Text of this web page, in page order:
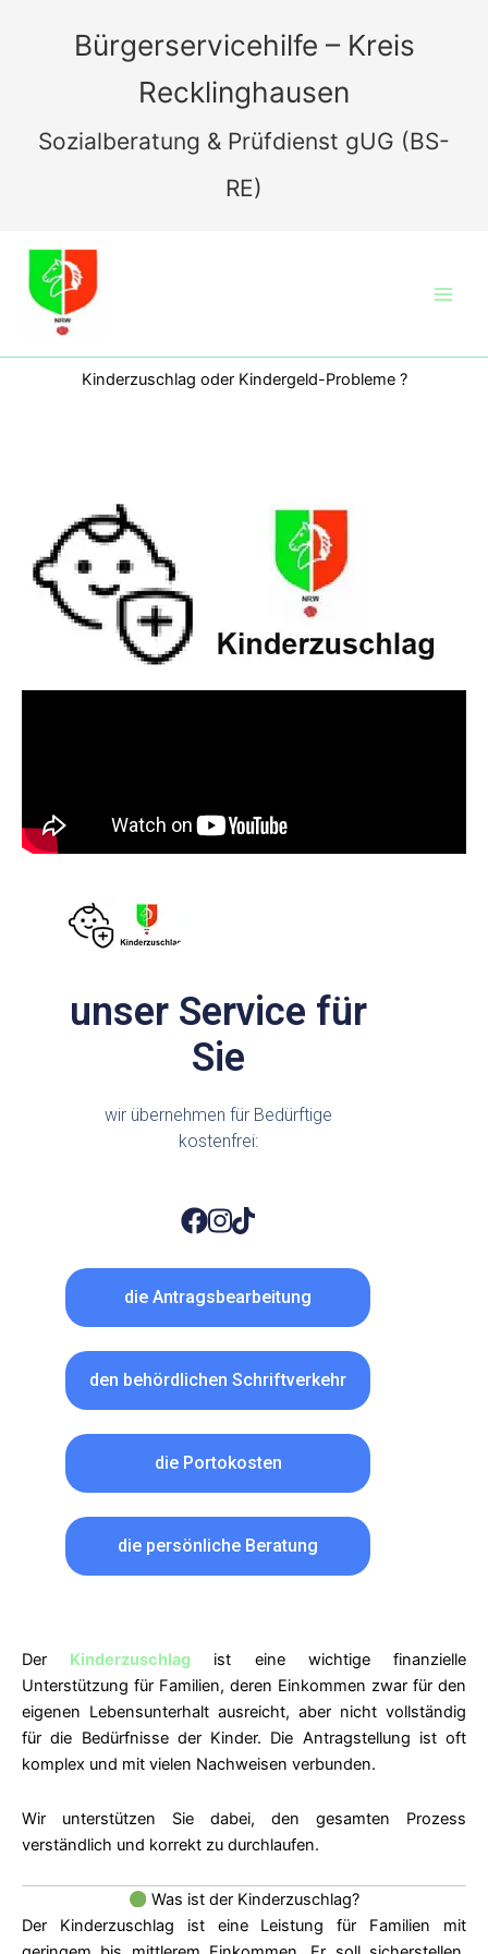
Bürgerservicehilfe – Kreis
Recklinghausen
Sozialberatung & Prüfdienst gUG (BS-
RE)
Kinderzuschlag oder Kindergeld-Probleme ?
unser Service für
Sie
wir übernehmen für Bedürftige
kostenfrei:
die Antragsbearbeitung
den behördlichen Schriftverkehr
die Portokosten
die persönliche Beratung
Der Kinderzuschlag ist eine wichtige finanzielle
Unterstützung für Familien, deren Einkommen zwar für den
eigenen Lebensunterhalt ausreicht, aber nicht vollständig
für die Bedürfnisse der Kinder. Die Antragstellung ist oft
komplex und mit vielen Nachweisen verbunden.
Wir unterstützen Sie dabei, den gesamten Prozess
verständlich und korrekt zu durchlaufen.
Was ist der Kinderzuschlag?
Der Kinderzuschlag ist eine Leistung für Familien mit